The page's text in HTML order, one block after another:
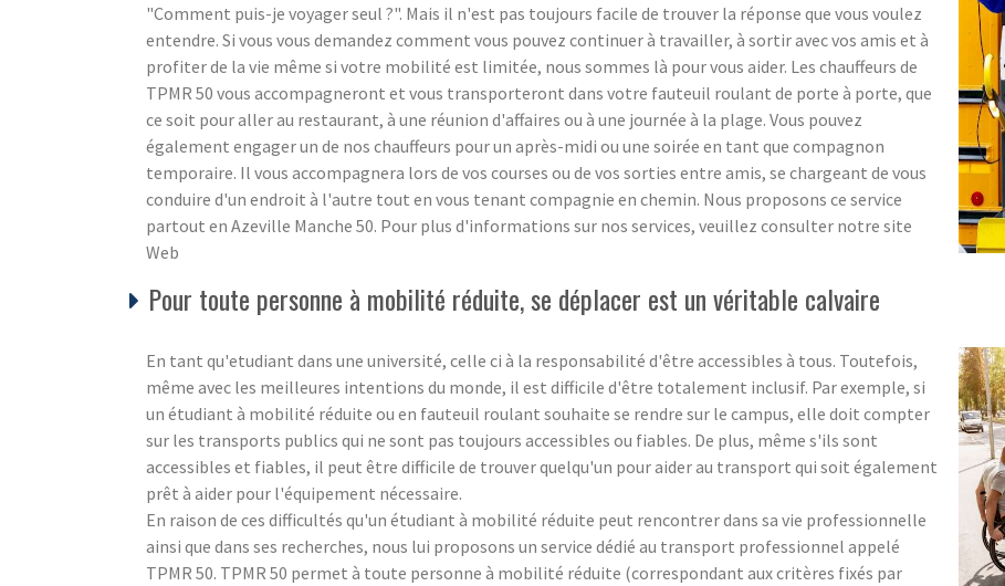
"Comment puis-je voyager seul ?". Mais il n'est pas toujours facile de trouver la réponse que vous voulez
entendre. Si vous vous demandez comment vous pouvez continuer à travailler, à sortir avec vos amis et à
profiter de la vie même si votre mobilité est limitée, nous sommes là pour vous aider. Les chauffeurs de
TPMR 50 vous accompagneront et vous transporteront dans votre fauteuil roulant de porte à porte, que
ce soit pour aller au restaurant, à une réunion d'affaires ou à une journée à la plage. Vous pouvez
également engager un de nos chauffeurs pour un après-midi ou une soirée en tant que compagnon
temporaire. Il vous accompagnera lors de vos courses ou de vos sorties entre amis, se chargeant de vous
conduire d'un endroit à l'autre tout en vous tenant compagnie en chemin. Nous proposons ce service
partout en Azeville Manche 50. Pour plus d'informations sur nos services, veuillez consulter notre site
Web
Pour toute personne à mobilité réduite, se déplacer est un véritable calvaire
En tant qu'etudiant dans une université, celle ci à la responsabilité d'être accessibles à tous. Toutefois,
même avec les meilleures intentions du monde, il est difficile d'être totalement inclusif. Par exemple, si
un étudiant à mobilité réduite ou en fauteuil roulant souhaite se rendre sur le campus, elle doit compter
sur les transports publics qui ne sont pas toujours accessibles ou fiables. De plus, même s'ils sont
accessibles et fiables, il peut être difficile de trouver quelqu'un pour aider au transport qui soit également
prêt à aider pour l'équipement nécessaire.
En raison de ces difficultés qu'un étudiant à mobilité réduite peut rencontrer dans sa vie professionnelle
ainsi que dans ses recherches, nous lui proposons un service dédié au transport professionnel appelé
TPMR 50. TPMR 50 permet à toute personne à mobilité réduite (correspondant aux critères fixés par